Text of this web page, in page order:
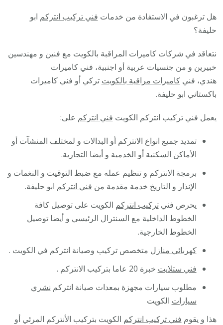
هل ترغبون في الاستفادة من خدمات فني تركيب انتركم ابو
حليفة؟
نتعاقد في شركات كاميرات المراقبة بالكويت مع فنين و مهندسين
خبيرين و من جنسيات عربية أو اجنبية، فني كاميرات
هندي، فنيكاميرات مراقبة بالكويت تركي أو فني كاميرات
باكستاني ابو حليفة.
يعمل فني تركيب انتركم الكويت فني انتركم على:
تمديد جميع انواع الانتركم أو البدالات و لمختلف المنشآت أو
الأماكن السكنية أو الخدمية و أيضا التجارية.
برمجة الانتركم و تنظيم عمله مع ضبط التوقيت و النغمات و
الإنذار و التاريخ خدمة مقدمة من فني انتركم ابو حليفة.
يحرص فنيتركيب انتركم الكويت على توصيل كافة
الخطوط الداخلية مع السنترال الرئيسي و أيضا توصيل
الخطوط الخارجية.
كهربائي منازل متخصص تركيب وصيانة انتركم في الكويت .
فني ستلايت خبرة 20 عاما بتركيب الانتركم .
مطلوب سيارات مجهزة بمعدات صيانة انتركم نشري
سيارات الكويت
هذا و يقوم فني تركيب انتركم الكويت بتركيب الأنتركم المرئي أو